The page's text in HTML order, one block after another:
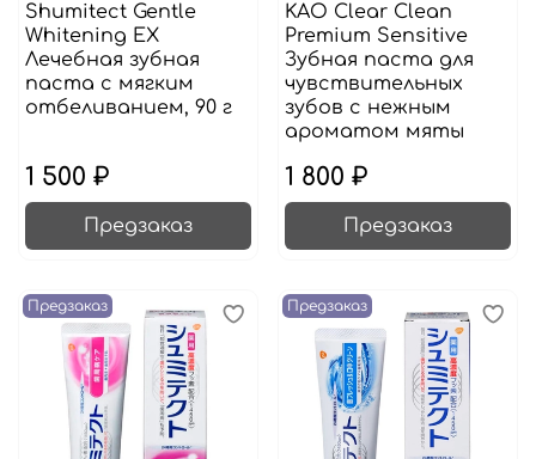
Shumitect Gentle
Whitening EX
Лечебная зубная
паста с мягким
отбеливанием, 90 г
1 500 ₽
Предзаказ
KAO Clear Clean
Premium Sensitive
Зубная паста для
чувствительных
зубов с нежным
ароматом мяты
1 800 ₽
Предзаказ
Предзаказ Предзаказ